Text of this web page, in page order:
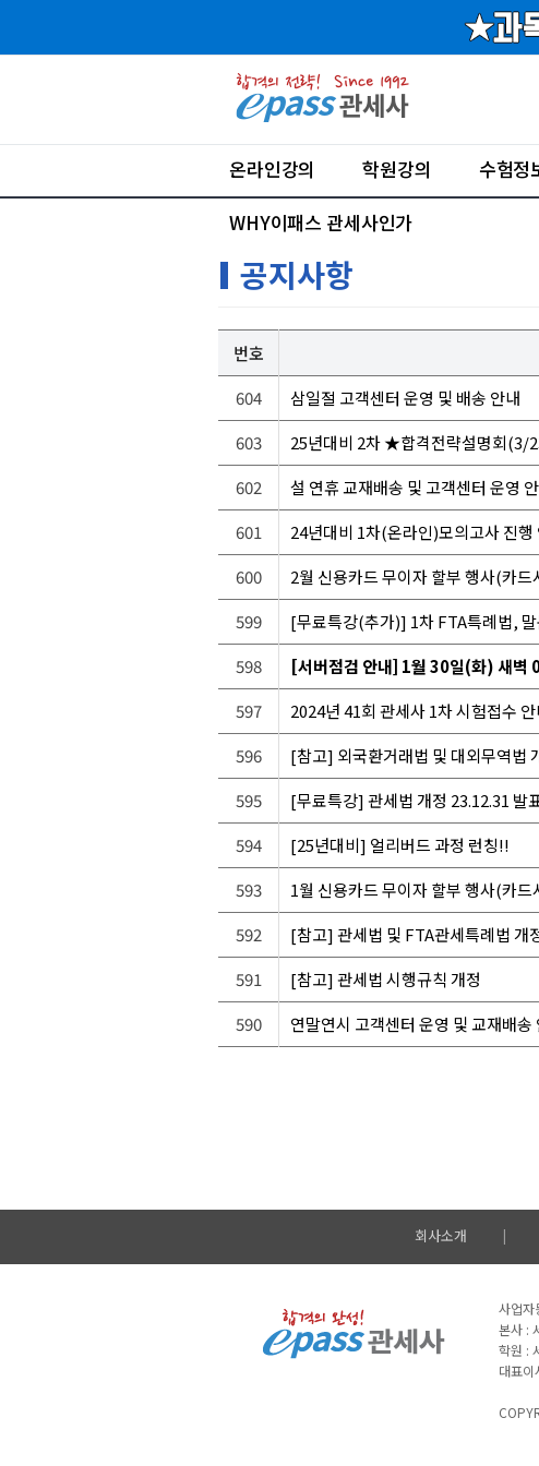
온라인강의 학원강의 수험정
WHY이패스 관세사인가
공지사항
번호
604
삼일절 고객센터 운영 및 배송 안내
603
25년대비 2차 ★합격전략설명회(3/
602
설 연휴 교재배송 및 고객센터 운영
601
24년대비 1차(온라인)모의고사 진행
600
2월 신용카드 무이자 할부 행사(카드
599
[무료특강(추가)] 1차 FTA특례법,
598
[서버점검 안내] 1월 30일(화) 새벽
597
2024년 41회 관세사 1차 시험접수 안
596
[참고] 외국환거래법 및 대외무역법
595
[무료특강] 관세법 개정 23.12.31 발
594
[25년대비] 얼리버드 과정 런칭!!
593
1월 신용카드 무이자 할부 행사(카드
592
[참고] 관세법 및 FTA관세특례법 개
591
[참고] 관세법 시행규칙 개정
590
연말연시 고객센터 운영 및 교재배
회사소개 |
사업
본사 :
학원 :
대표이